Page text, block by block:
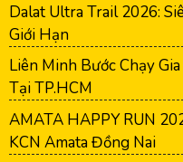
Dalat Ultra Trail 2026:
Giới Hạn
Liên Minh Bước Chạy
Tại TP.HCM
AMATA HAPPY RUN
KCN Amata Đồng Nai